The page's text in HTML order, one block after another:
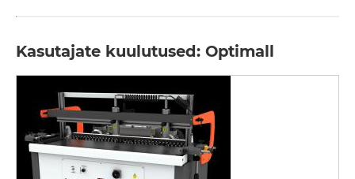
Kasutajate kuulutused: Optimall